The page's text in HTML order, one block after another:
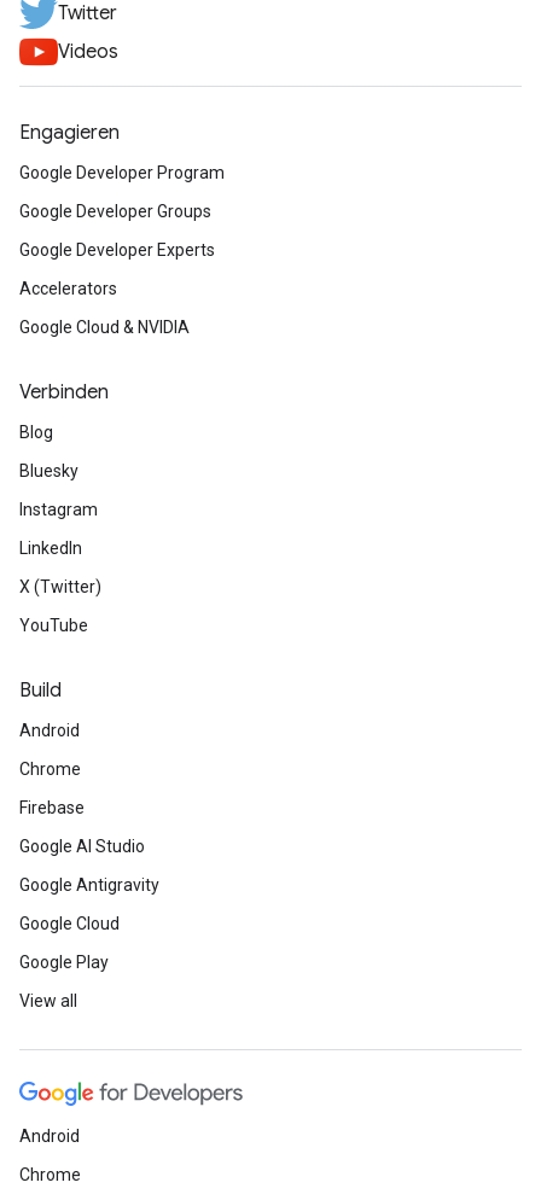
Twitter
Videos
Engagieren
Google Developer Program
Google Developer Groups
Google Developer Experts
Accelerators
Google Cloud & NVIDIA
Verbinden
Blog
Bluesky
Instagram
LinkedIn
X (Twitter)
YouTube
Build
Android
Chrome
Firebase
Google AI Studio
Google Antigravity
Google Cloud
Google Play
View all
Android
Chrome